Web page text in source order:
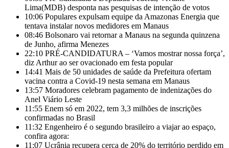
Lima(MDB) desponta nas pesquisas de intenção de votos
10:06 Populares expulsam equipe da Amazonas Energia que
tentava instalar novos medidores em Manaus
08:46 Bolsonaro vai retornar a Manaus na segunda quinzena
de Junho, afirma Menezes
22:10 PRÉ-CANDIDATURA – ‘Vamos mostrar nossa força’,
diz Arthur ao ser ovacionado em festa popular
14:41 Mais de 50 unidades de saúde da Prefeitura ofertam
vacina contra a Covid-19 nesta semana em Manaus
13:57 Moradores celebram pagamento de indenizações do
Anel Viário Leste
11:55 Enem só em 2022, tem 3,3 milhões de inscrições
confirmadas no Brasil
11:32 Engenheiro é o segundo brasileiro a viajar ao espaço,
confira agora:
11:07 Ucrânia recupera cerca de 20% do território perdido em